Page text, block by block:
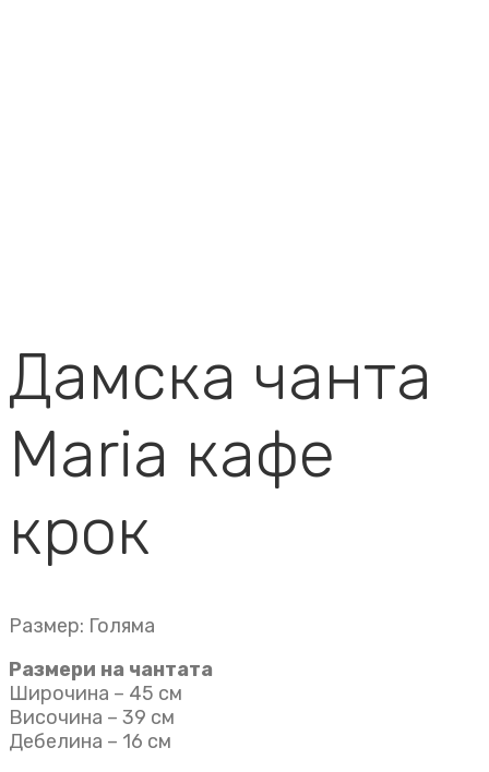
Дамска чанта
Maria кафе
крок
Размер: Голяма
Размери на чантата
Широчина – 45 см
Височина – 39 см
Дебелина – 16 см